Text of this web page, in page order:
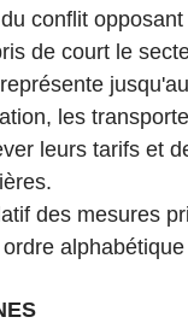
conflit
de court le
les
leurs tarifs et
des mesures
alphabétique